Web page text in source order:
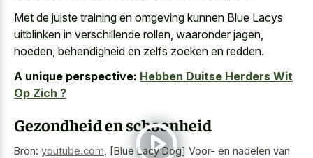
Met de juiste training en omgeving kunnen Blue Lacys
uitblinken in verschillende rollen, waaronder jagen,
hoeden, behendigheid en zelfs zoeken en redden.
A unique perspective: Hebben Duitse Herders Wit
Op Zich ?
Gezondheid en schoonheid
Bron: youtube.com
[Blue Lacy Dog] Voor- en nadelen van